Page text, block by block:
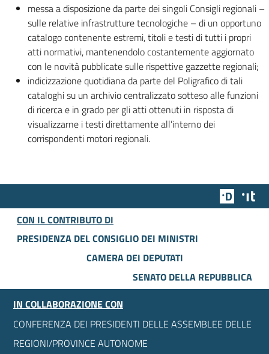
messa a disposizione da parte dei singoli Consigli regionali –
sulle relative infrastrutture tecnologiche – di un opportuno
catalogo contenente estremi, titoli e testi di tutti i propri
atti normativi, mantenendolo costantemente aggiornato
con le novità pubblicate sulle rispettive gazzette regionali;
indicizzazione quotidiana da parte del Poligrafico di tali
cataloghi su un archivio centralizzato sotteso alle funzioni
di ricerca e in grado per gli atti ottenuti in risposta di
visualizzarne i testi direttamente all’interno dei
corrispondenti motori regionali.
Team
CON IL CONTRIBUTO DI
PRESIDENZA DEL CONSIGLIO DEI MINISTRI
CAMERA DEI DEPUTATI
SENATO DELLA REPUBBLICA
IN COLLABORAZIONE CON
CONFERENZA DEI PRESIDENTI DELLE ASSEMBLEE DELLE
REGIONI/PROVINCE AUTONOME